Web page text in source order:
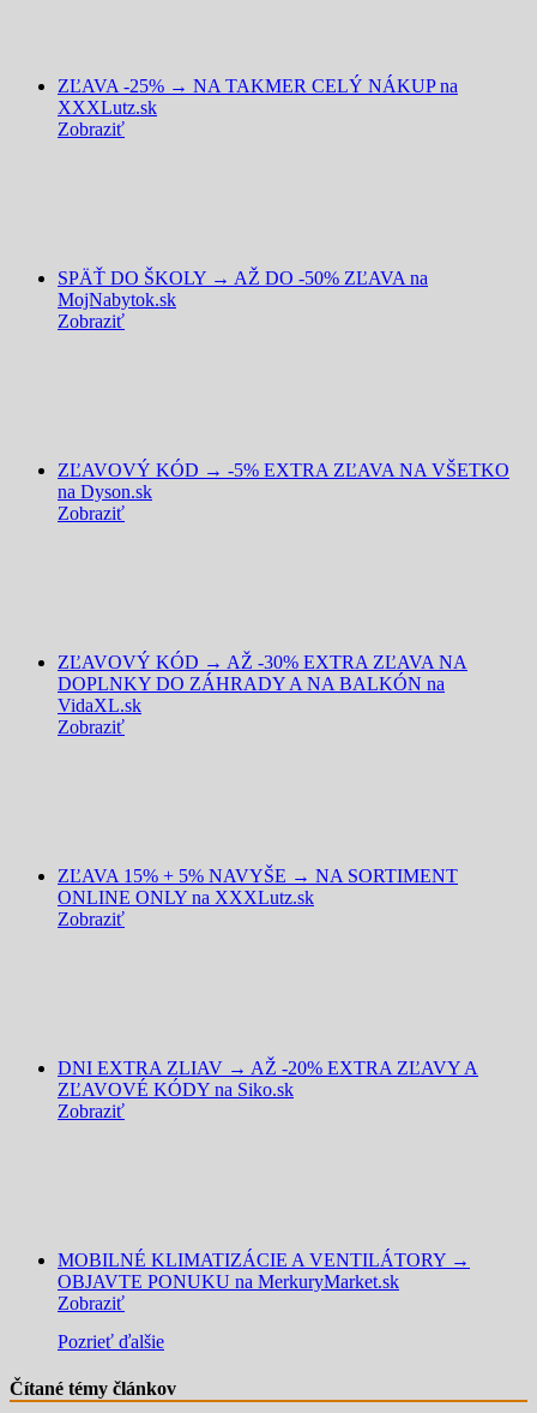
ZĽAVA -25% → NA TAKMER CELÝ NÁKUP na
XXXLutz.sk
Zobraziť
SPÄŤ DO ŠKOLY → AŽ DO -50% ZĽAVA na
MojNabytok.sk
Zobraziť
ZĽAVOVÝ KÓD → -5% EXTRA ZĽAVA NA VŠETKO
na Dyson.sk
Zobraziť
ZĽAVOVÝ KÓD → AŽ -30% EXTRA ZĽAVA NA
DOPLNKY DO ZÁHRADY A NA BALKÓN na
VidaXL.sk
Zobraziť
ZĽAVA 15% + 5% NAVYŠE → NA SORTIMENT
ONLINE ONLY na XXXLutz.sk
Zobraziť
DNI EXTRA ZLIAV → AŽ -20% EXTRA ZĽAVY A
ZĽAVOVÉ KÓDY na Siko.sk
Zobraziť
MOBILNÉ KLIMATIZÁCIE A VENTILÁTORY →
OBJAVTE PONUKU na MerkuryMarket.sk
Zobraziť
Pozrieť ďalšie
Čítané témy článkov